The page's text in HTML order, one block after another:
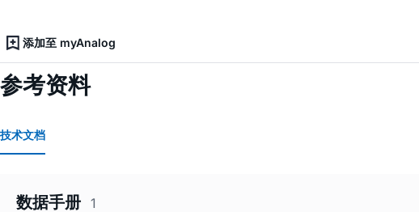
添加至 myAnalog
参考资料
技术文档
数据手册 1